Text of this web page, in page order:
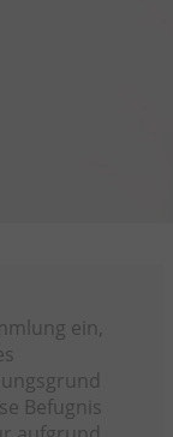
ein,
Befugnis